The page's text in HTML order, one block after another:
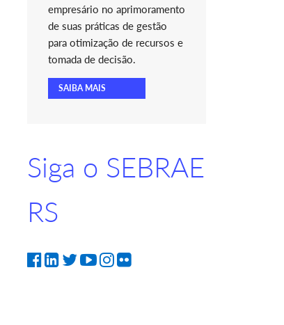
empresário no aprimoramento
de suas práticas de gestão
para otimização de recursos e
tomada de decisão.
SAIBA MAIS
Siga o SEBRAE
RS